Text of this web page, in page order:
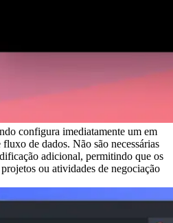
configura imediatamente um em
de dados. Não são necessárias
adicional, permitindo que os
ou atividades de negociação